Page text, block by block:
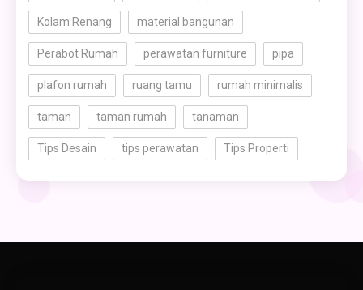
Kolam Renang material bangunan
Perabot Rumah perawatan furniture pipa
plafon rumah ruang tamu rumah minimalis
taman taman rumah tanaman
Tips Desain tips perawatan Tips Properti